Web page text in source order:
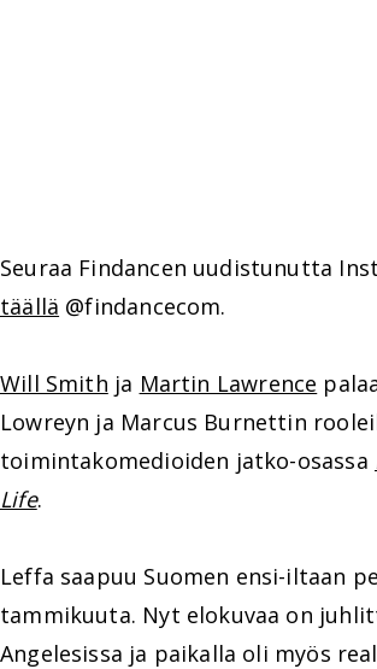
Seuraa Findancen uudistunutta
täällä @findancecom.
Will Smith ja Martin Lawrence
Lowreyn ja Marcus Burnettin
toimintakomedioiden jatko-osassa
Life.
Leffa saapuu Suomen ensi-iltaan
tammikuuta. Nyt elokuvaa on
Angelesissa ja paikalla oli myös